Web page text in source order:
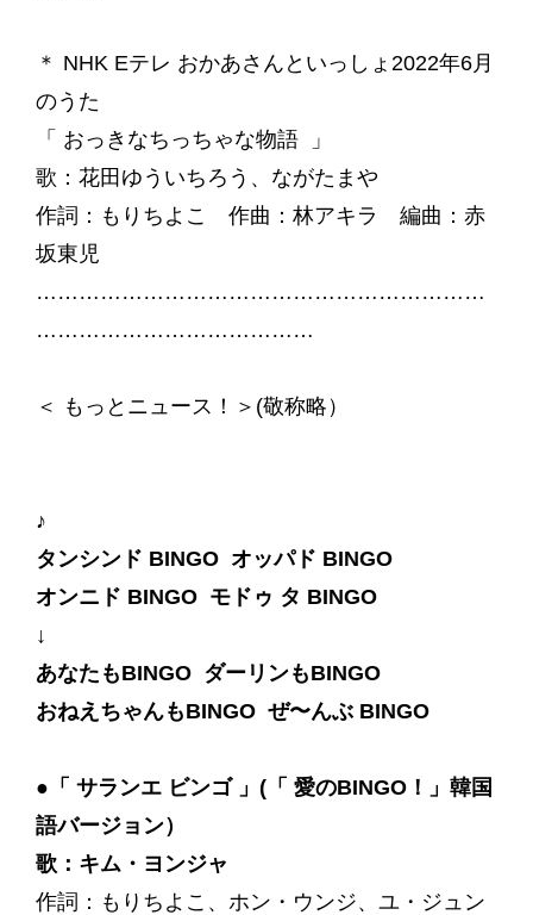
＊ NHK Eテレ おかあさんといっしょ2022年6月
のうた
「 おっきなちっちゃな物語 」
歌：花田ゆういちろう、ながたまや
作詞：もりちよこ 作曲：林アキラ 編曲：赤
坂東児
………………………………………………………
…………………………………
＜ もっとニュース！＞(敬称略）
♪
タンシンド BINGO オッパド BINGO
オンニド BINGO モドゥ タ BINGO
↓
あなたもBINGO ダーリンもBINGO
おねえちゃんもBINGO ぜ〜んぶ BINGO
●「 サランエ ビンゴ 」(「 愛のBINGO！」韓国
語バージョン）
歌：キム・ヨンジャ
作詞：もりちよこ、ホン・ウンジ、ユ・ジュン